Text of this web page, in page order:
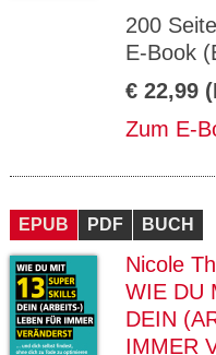
200
E-Book
€ 22,99
Zum E-
EPUB PDF BUCH
Nicole
WIE DU
DEIN
IMMER